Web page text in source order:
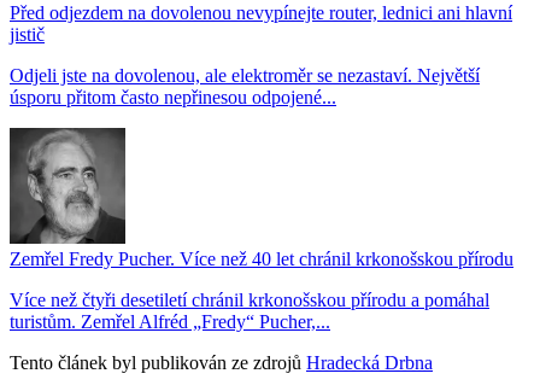
Před odjezdem na dovolenou nevypínejte router, lednici ani hlavní
jistič
Odjeli jste na dovolenou, ale elektroměr se nezastaví. Největší
úsporu přitom často nepřinesou odpojené...
Zemřel Fredy Pucher. Více než 40 let chránil krkonošskou přírodu
Více než čtyři desetiletí chránil krkonošskou přírodu a pomáhal
turistům. Zemřel Alfréd „Fredy“ Pucher,...
Tento článek byl publikován ze zdrojů Hradecká Drbna